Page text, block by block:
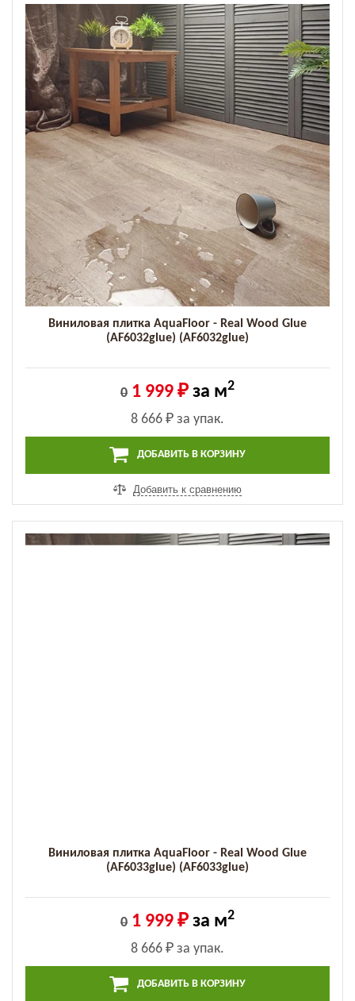
Виниловая плитка AquaFloor - Real Wood Glue
(AF6032glue) (AF6032glue)
0 1 999 ₽ за м2
8 666 ₽ за упак.
ДОБАВИТЬ В КОРЗИНУ
Добавить к сравнению
Виниловая плитка AquaFloor - Real Wood Glue
(AF6033glue) (AF6033glue)
0 1 999 ₽ за м2
8 666 ₽ за упак.
ДОБАВИТЬ В КОРЗИНУ